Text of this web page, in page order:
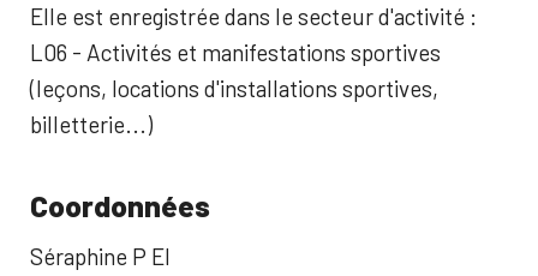
Elle est enregistrée dans le secteur d'activité :
L06 - Activités et manifestations sportives
(leçons, locations d'installations sportives,
billetterie...)
Coordonnées
Séraphine P EI